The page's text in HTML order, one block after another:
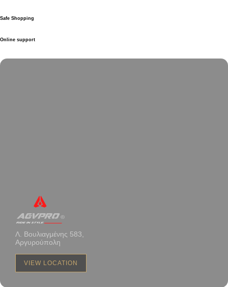
Safe Shopping
Online support
Λ. Βουλιαγμένης 583,
Αργυρούπολη
VIEW LOCATION